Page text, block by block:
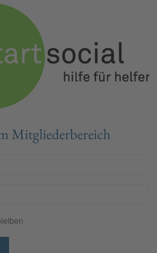
Mitgliederbereich